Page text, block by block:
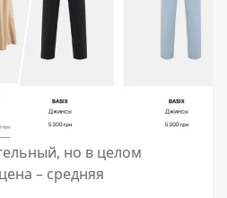
но в целом
– средняя